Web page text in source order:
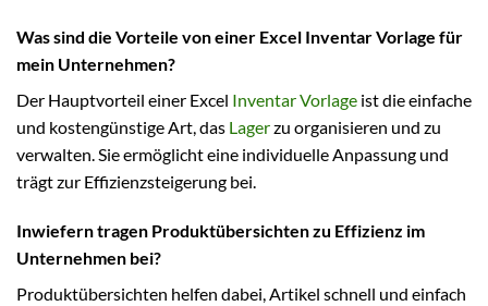
Was sind die Vorteile von einer Excel Inventar Vorlage für
mein Unternehmen?
Der Hauptvorteil einer Excel Inventar Vorlage ist die einfache
und kostengünstige Art, das Lagerzu organisieren und zu
verwalten. Sie ermöglicht eine individuelle Anpassung und
trägt zur Effizienzsteigerung bei.
Inwiefern tragen Produktübersichten zu Effizienz im
Unternehmen bei?
Produktübersichten helfen dabei, Artikel schnell und einfach